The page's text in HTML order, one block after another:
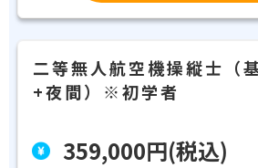
二等無人航空機操縦士（
+夜間）※初学者
359,000円(税込)